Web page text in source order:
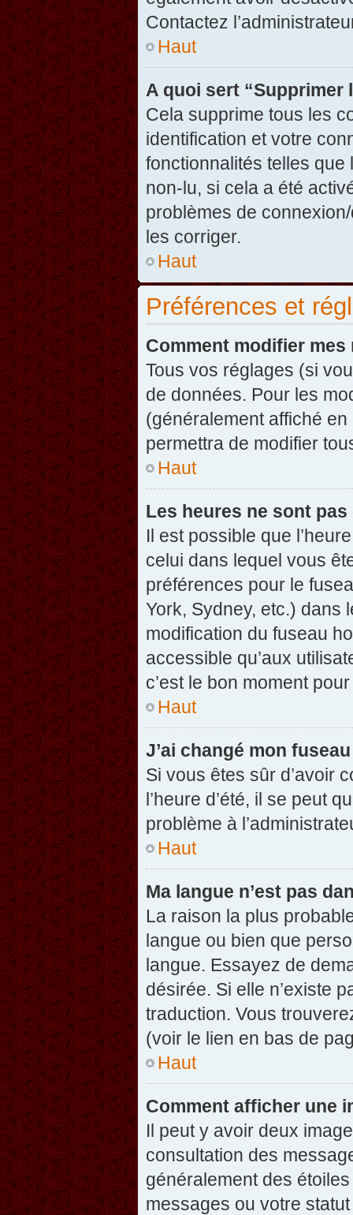
Contactez
Haut
A quoi sert “Supprimer
Cela supprime tous les
identification et votre
fonctionnalités telles que
non-lu, si cela a été
problèmes de
les corriger.
Haut
Préférences et
Comment modifier mes
Tous vos réglages (si
de données. Pour les
(généralement affiché
permettra de modifier
Haut
Les heures ne sont
Il est possible que
celui dans lequel vous
préférences pour le
York, Sydney, etc.) dans
modification du fuseau
accessible qu’aux
c’est le bon moment
Haut
J’ai changé mon
Si vous êtes sûr d’avoir
l’heure d’été, il se peut
problème à
Haut
Ma langue n’est pas
La raison la plus
langue ou bien que
langue. Essayez de
désirée. Si elle n’existe
traduction. Vous
(voir le lien en bas de
Haut
Comment afficher une
Il peut y avoir deux
consultation des
généralement des
messages ou votre